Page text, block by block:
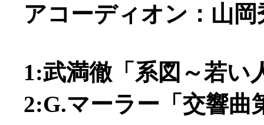
アコーディオン：山岡
1:武満徹「系図～若い
2:G.マーラー「交響曲